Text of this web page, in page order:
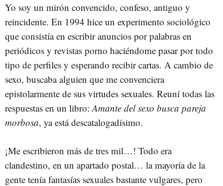
Yo soy un mirón convencido, confeso, antiguo y
reincidente. En 1994 hice un experimento sociológico
que consistía en escribir anuncios por palabras en
periódicos y revistas porno haciéndome pasar por todo
tipo de perfiles y esperando recibir cartas. A cambio de
sexo, buscaba alguien que me convenciera
epistolarmente de sus virtudes sexuales. Reuní todas las
respuestas en un libro:Amante del sexo busca pareja
morbosa, ya está descatalogadísimo.
¡Me escribieron más de tres mil…! Todo era
clandestino, en un apartado postal… la mayoría de la
gente tenía fantasías sexuales bastante vulgares, pero